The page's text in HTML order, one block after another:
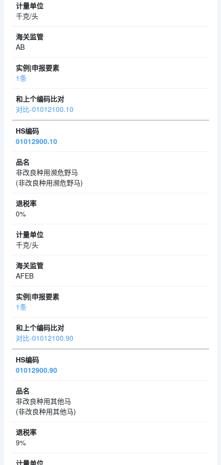
千克/头
AB
1条
对比-01012100.10
01012900.10
非改良种用濒危野马
(非改良种用濒危野马)
0%
千克/头
AFEB
1条
对比-01012100.90
01012900.90
非改良种用其他马
(非改良种用其他马)
9%